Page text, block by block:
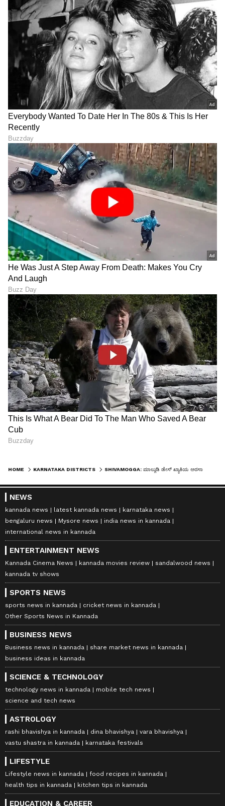
HOME KARNATAKA DISTRICTS
NEWS
kannada news latest kannada news
karnataka news
bengaluru news
Mysore news
india news in kannada
international news in kannada
ENTERTAINMENT NEWS
Kannada Cinema News kannada movies review
sandalwood news
kannada tv shows
SPORTS NEWS
sports news in kannada
cricket news in kannada
Other Sports News in Kannada
BUSINESS NEWS
Business news in kannada
share market news in kannada
business ideas in kannada
SCIENCE & TECHNOLOGY
technology news in kannada
mobile tech news
science and tech news
ASTROLOGY
rashi bhavishya in kannada dina bhavishya
vara bhavishya
vastu shastra in kannada
karnataka festivals
LIFESTYLE
Lifestyle news in kannada
food recipes in kannada
health tips in kannada
kitchen tips in kannada
EDUCATION & CAREER